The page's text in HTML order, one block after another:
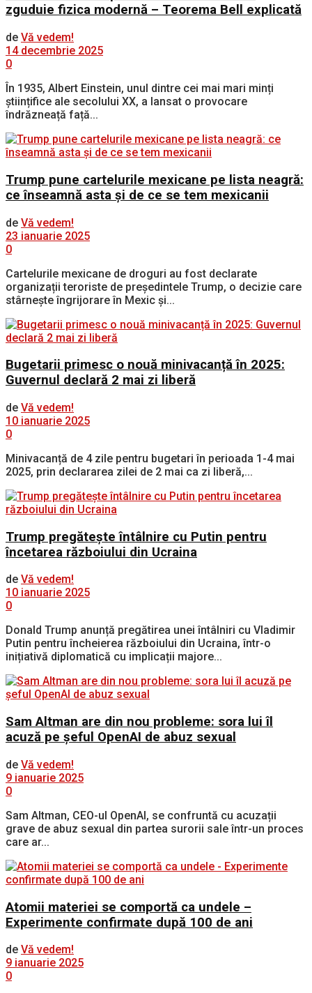
zguduie fizica modernă – Teorema Bell explicată
de Vă vedem!
14 decembrie 2025
0
În 1935, Albert Einstein, unul dintre cei mai mari minți
științifice ale secolului XX, a lansat o provocare
îndrăzneață față...
Trump pune cartelurile mexicane pe lista neagră:
ce înseamnă asta și de ce se tem mexicanii
de Vă vedem!
23 ianuarie 2025
0
Cartelurile mexicane de droguri au fost declarate
organizații teroriste de președintele Trump, o decizie care
stârnește îngrijorare în Mexic și...
Bugetarii primesc o nouă minivacanță în 2025:
Guvernul declară 2 mai zi liberă
de Vă vedem!
10 ianuarie 2025
0
Minivacanță de 4 zile pentru bugetari în perioada 1-4 mai
2025, prin declararea zilei de 2 mai ca zi liberă,...
Trump pregătește întâlnire cu Putin pentru
încetarea războiului din Ucraina
de Vă vedem!
10 ianuarie 2025
0
Donald Trump anunță pregătirea unei întâlniri cu Vladimir
Putin pentru încheierea războiului din Ucraina, într-o
inițiativă diplomatică cu implicații majore...
Sam Altman are din nou probleme: sora lui îl
acuză pe șeful OpenAI de abuz sexual
de Vă vedem!
9 ianuarie 2025
0
Sam Altman, CEO-ul OpenAI, se confruntă cu acuzații
grave de abuz sexual din partea surorii sale într-un proces
care ar...
Atomii materiei se comportă ca undele –
Experimente confirmate după 100 de ani
de Vă vedem!
9 ianuarie 2025
0